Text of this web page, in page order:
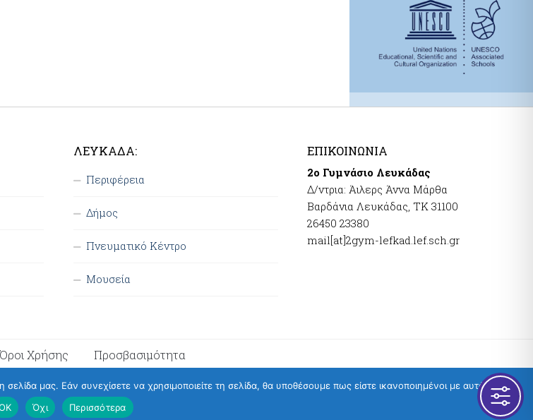
ΛΕΥΚΆΔΑ:
Περιφέρεια
Δήμος
Πνευματικό Κέντρο
Μουσεία
ΕΠΙΚΟΙΝΩΝΊΑ
2ο Γυμνάσιο Λευκάδας
Δ/ντρια: Άιλερς Άννα Μάρθα
Βαρδάνια Λευκάδας, ΤΚ 31100
26450 23380
mail[at]2gym-lefkad.lef.sch.gr
Όροι Χρήσης Προσβασιμότητα
μας. Εάν συνεχίσετε να χρησιμοποιείτε τη σελίδα, θα υποθέσουμε πως είστε ικανοποιημένοι με αυτό.
Όχι Περισσότερα